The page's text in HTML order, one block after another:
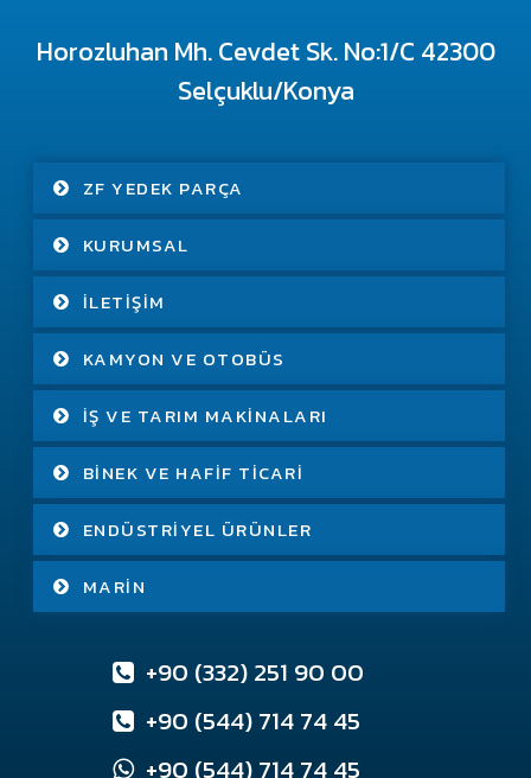
Horozluhan Mh. Cevdet Sk. No:1/C 42300
Selçuklu/Konya
ZF YEDEK PARÇA
KURUMSAL
İLETIŞIM
KAMYON VE OTOBÜS
İŞ VE TARIM MAKINALARI
BINEK VE HAFIF TICARI
ENDÜSTRIYEL ÜRÜNLER
MARIN
+90 (332) 251 90 00
+90 (544) 714 74 45
+90 (544) 714 74 45